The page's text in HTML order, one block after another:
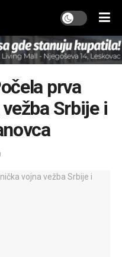
prva
Srbije i